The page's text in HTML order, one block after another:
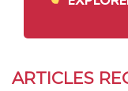
ARTICLES